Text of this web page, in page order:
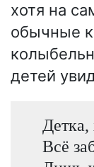
хотя на
обычные
детей
Детка,
Всё